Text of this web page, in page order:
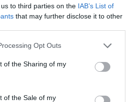
to third parties on the IAB’s List of
that may further disclose it to other
Opt Outs
of the Sharing of my
of the Sale of my